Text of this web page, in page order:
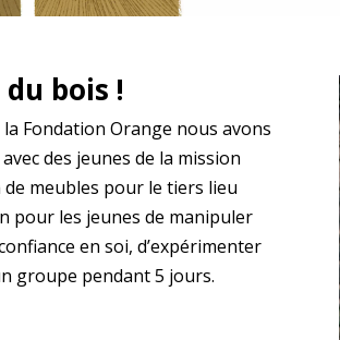
bois !
Fondation Orange nous avons
des jeunes de la mission
meubles pour le tiers lieu
pour les jeunes de manipuler
en soi, d’expérimenter
groupe pendant 5 jours.